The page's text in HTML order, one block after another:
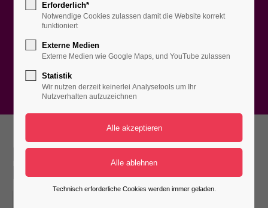
WORLD GREATEST
PARTYS
FOXYGEN 4TH (Demo:
Nightclub)
Erforderlich*
Notwendige Cookies zulassen damit die Website korrekt
funktioniert
Externe Medien
Externe Medien wie Google Maps, und YouTube zulassen
Statistik
Wir nutzen derzeit keinerlei Analysetools um Ihr
Nutzverhalten aufzuzeichnen
Technisch erforderliche Cookies werden immer geladen.